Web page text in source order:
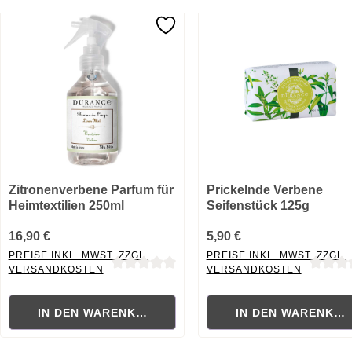
Zitronenverbene Parfum für
Heimtextilien 250ml
16,90 €
PREISE INKL. MWST. ZZGL.
VERSANDKOSTEN
IN DEN WARENKORB
Prickelnde Verbene
Seifenstück 125g
5,90 €
PREISE INKL. MWST. ZZGL.
VERSANDKOSTEN
IN DEN